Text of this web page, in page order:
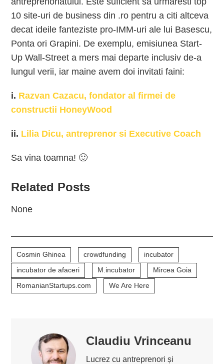
10 site-uri de business din .ro pentru a citi altceva
decat ideile fanteziste pro-IMM-uri ale lui Basescu,
Ponta ori Grapini. De exemplu, emisiunea Start-
Up Wall-Street a mers mai departe inclusiv de-a
lungul verii, iar maine avem doi invitati faini:
i. Razvan Cazacu, fondator al firmei de
constructii HoneyWood
ii. Lilia Dicu, antreprenor si Executive Coach
Sa vina toamna! 🙂
Related Posts
None
Cosmin Ghinea crowdfunding
incubator
incubator de afaceri
M.incubator
Mircea Goia
RomanianStartups.com
We Are Here
Claudiu Vrinceanu
Lucrez cu antreprenori și